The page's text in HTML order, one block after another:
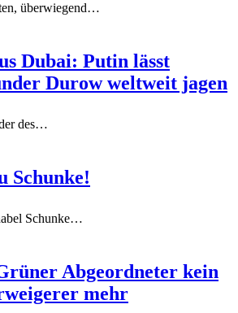
überwiegend…
Dubai: Putin lässt
Durow weltweit jagen
des…
Schunke!
Schunke…
Abgeordneter kein
mehr